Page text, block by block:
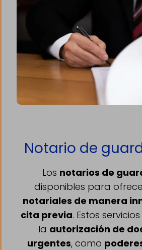
Notario de
Los notarios de
disponibles para
notariales de manera
cita previa. Estos
la autorización de
urgentes, como